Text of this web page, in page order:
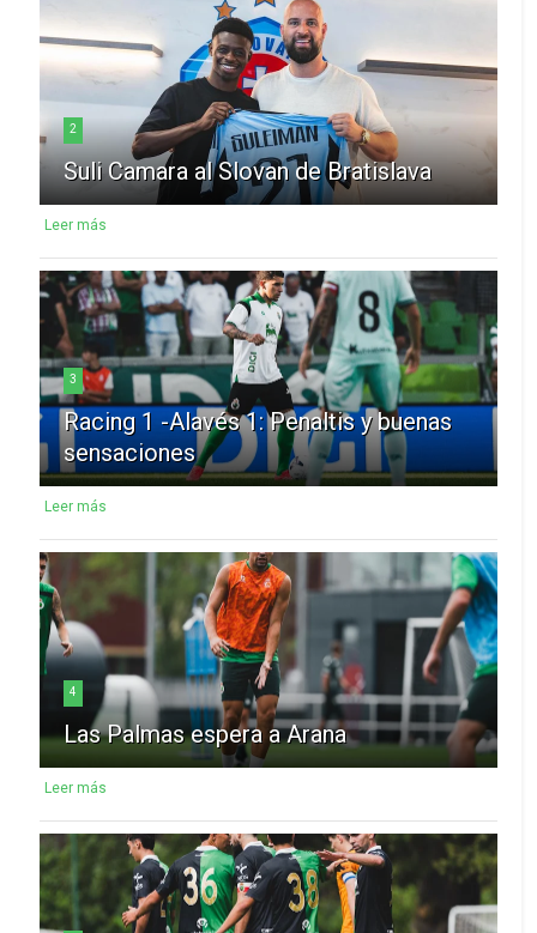
2
Suli Camara al Slovan de Bratislava
Leer más
3
Racing 1 -Alavés 1: Penaltis y buenas
sensaciones
Leer más
4
Las Palmas espera a Arana
Leer más